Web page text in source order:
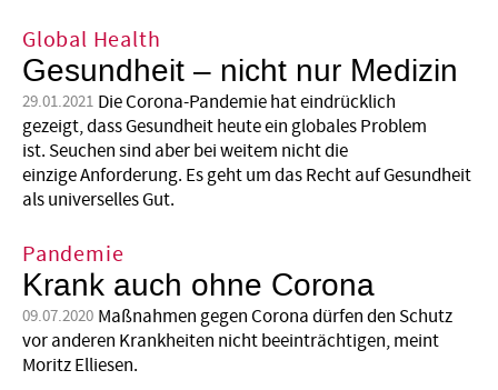
Global Health
Gesundheit – nicht nur Medizin
29.01.2021 Die Corona-Pandemie hat eindrücklich
gezeigt, dass Gesundheit heute ein globales Problem
ist. Seuchen sind aber bei weitem nicht die
einzige Anforderung. Es geht um das Recht auf Gesund­­heit
als universelles Gut.
Pandemie
Krank auch ohne Corona
09.07.2020 Maßnahmen gegen Corona dürfen den Schutz
vor anderen Krankheiten nicht beeinträchtigen, meint
Moritz Elliesen.